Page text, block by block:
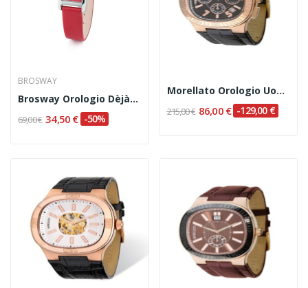
BROSWAY
Brosway Orologio Dèjà-Vu Cod. WDE12
69,00 € 34,50 € -50%
Morellato Orologio Uomo Cod. SZ6001
215,00 € 86,00 € -129,00 €